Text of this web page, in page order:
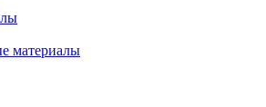
материалы